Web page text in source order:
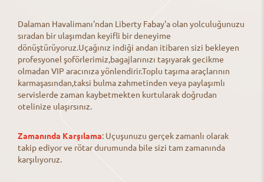
Dalaman Havalimanı'ndan Liberty Fabay'a olan yolculuğunuzu
sıradan bir ulaşımdan keyifli bir deneyime
dönüştürüyoruz.Uçağınız indiği andan itibaren sizi bekleyen
profesyonel şoförlerimiz,bagajlarınızı taşıyarak gecikme
olmadan VIP aracınıza yönlendirir.Toplu taşıma araçlarının
karmaşasından,taksi bulma zahmetinden veya paylaşımlı
servislerde zaman kaybetmekten kurtularak doğrudan
otelinize ulaşırsınız.
Zamanında Karşılama: Uçuşunuzu gerçek zamanlı olarak
takip ediyor ve rötar durumunda bile sizi tam zamanında
karşılıyoruz.